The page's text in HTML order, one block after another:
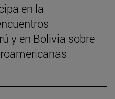
en la
y en Bolivia sobre